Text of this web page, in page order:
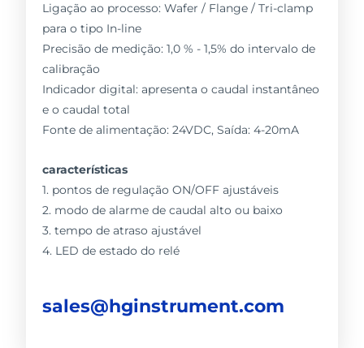
Ligação ao processo: Wafer / Flange / Tri-clamp
para o tipo In-line
Precisão de medição: 1,0 % - 1,5% do intervalo de
calibração
Indicador digital: apresenta o caudal instantâneo
e o caudal total
Fonte de alimentação: 24VDC, Saída: 4-20mA
características
1. pontos de regulação ON/OFF ajustáveis
2. modo de alarme de caudal alto ou baixo
3. tempo de atraso ajustável
4. LED de estado do relé
sales@hginstrument.com